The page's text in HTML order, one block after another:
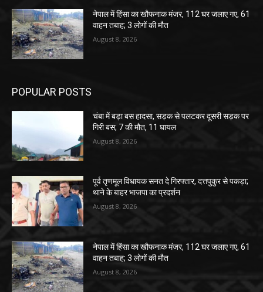
नेपाल में हिंसा का खौफनाक मंजर, 112 घर जलाए गए, 61
वाहन तबाह; 3 लोगों की मौत
August 8, 2026
POPULAR POSTS
चंबा में बड़ा बस हादसा, सड़क से पलटकर दूसरी सड़क पर
गिरी बस; 7 की मौत, 11 घायल
August 8, 2026
पूर्व तृणमूल विधायक सनत दे गिरफ्तार, दत्तपुकुर से पकड़ा;
थाने के बाहर भाजपा का प्रदर्शन
August 8, 2026
नेपाल में हिंसा का खौफनाक मंजर, 112 घर जलाए गए, 61
वाहन तबाह; 3 लोगों की मौत
August 8, 2026